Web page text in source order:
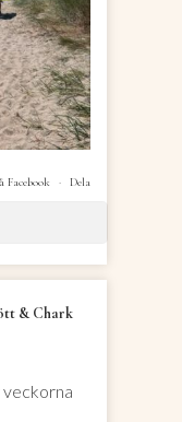
Facebook · Dela
& Chark